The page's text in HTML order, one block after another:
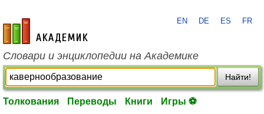
academic.ru
EN DE ES FR
Словари и энциклопедии на Академике
Найти!
Толкования Переводы Книги Игры ⚽